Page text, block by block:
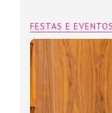
FESTAS E EVENTOS